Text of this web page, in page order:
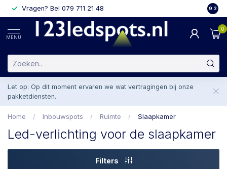
Vragen? Bel 079 711 21 48 29.2
MENU
0
Let op: Op dit moment ervaren we wat vertragingen bij onze
pakketdiensten.
Home / Inbouwspots / Ruimte / Slaapkamer
Led-verlichting voor de slaapkamer
Filters